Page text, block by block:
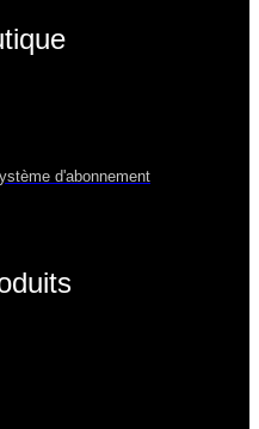
d'abonnement